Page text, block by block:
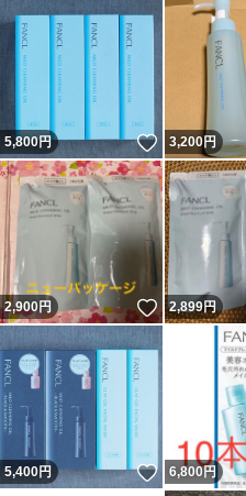
5,800円 いいね！
3,200円
2,900円 いいね！
2,899円
5,400円 いいね！
6,800円